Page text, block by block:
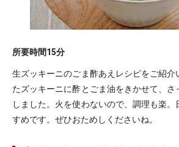
所要時間15分
生ズッキーニのごま酢あえレシピをご紹介
たズッキーニに酢とごま油をきかせて、さ
しました。火を使わないので、調理も楽
すめです。ぜひおためしくださいね。